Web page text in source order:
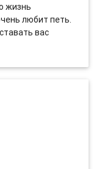
жизнь
любит петь.
вас